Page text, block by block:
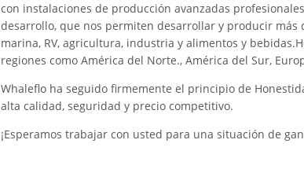
con instalaciones de producción avanzadas
desarrollo, que nos permiten desarrollar y producir más
marina, RV, agricultura, industria y alimentos y
regiones como América del Norte., América del Sur,
Whaleflo ha seguido firmemente el principio de
alta calidad, seguridad y precio competitivo.
¡Esperamos trabajar con usted para una situación de